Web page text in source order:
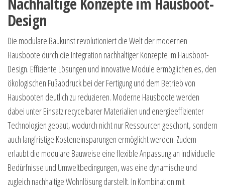
Design
Die modulare Baukunst revolutioniert die Welt der modernen
Hausboote durch die Integration nachhaltiger Konzepte im Hausboot-
Design. Effiziente Lösungen und innovative Module ermöglichen es, den
ökologischen Fußabdruck bei der Fertigung und dem Betrieb von
Hausbooten deutlich zu reduzieren. Moderne Hausboote werden
dabei unter Einsatz recycelbarer Materialien und energieeffizienter
Technologien gebaut, wodurch nicht nur Ressourcen geschont, sondern
auch langfristige Kosteneinsparungen ermöglicht werden. Zudem
erlaubt die modulare Bauweise eine flexible Anpassung an individuelle
Bedürfnisse und Umweltbedingungen, was eine dynamische und
zugleich nachhaltige Wohnlösung darstellt. In Kombination mit